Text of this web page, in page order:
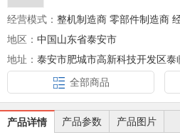
经营模式： 整机制造商 零部件制造商
地区： 中国山东省泰安市
地址： 泰安市肥城市高新科技开发区泰
全部商品
产品详情 产品参数 产品图片